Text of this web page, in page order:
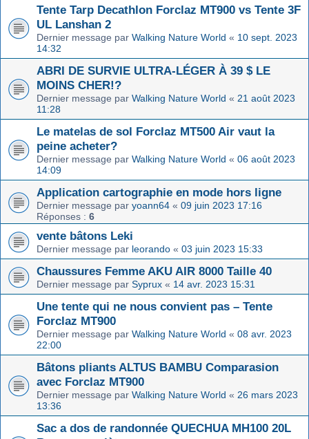
Tente Tarp Decathlon Forclaz MT900 vs Tente 3F
UL Lanshan 2
Dernier message par Walking Nature World « 10 sept. 2023
14:32
ABRI DE SURVIE ULTRA-LÉGER À 39 $ LE
MOINS CHER!?
Dernier message par Walking Nature World « 21 août 2023
11:28
Le matelas de sol Forclaz MT500 Air vaut la
peine acheter?
Dernier message par Walking Nature World « 06 août 2023
14:09
Application cartographie en mode hors ligne
Dernier message par yoann64 « 09 juin 2023 17:16
Réponses : 6
vente bâtons Leki
Dernier message par leorando « 03 juin 2023 15:33
Chaussures Femme AKU AIR 8000 Taille 40
Dernier message par Syprux « 14 avr. 2023 15:31
Une tente qui ne nous convient pas – Tente
Forclaz MT900
Dernier message par Walking Nature World « 08 avr. 2023
22:00
Bâtons pliants ALTUS BAMBU Comparasion
avec Forclaz MT900
Dernier message par Walking Nature World « 26 mars 2023
13:36
Sac a dos de randonnée QUECHUA MH100 20L